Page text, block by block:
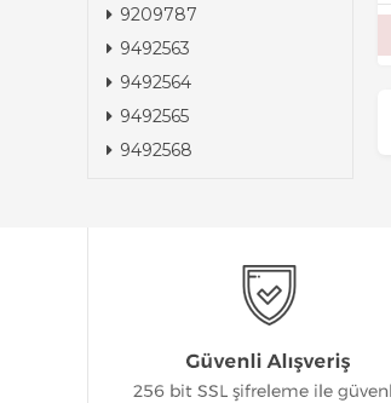
9209787
9492563
9492564
9492565
9492568